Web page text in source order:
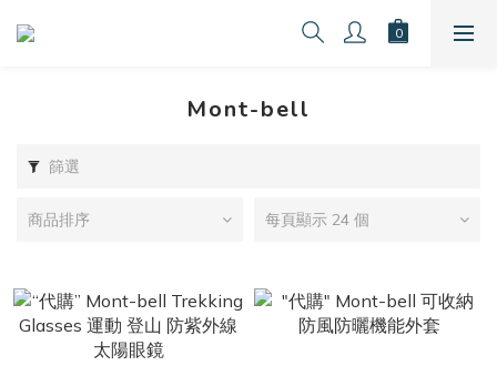
Mont-bell
篩選
商品排序 每頁顯示 24 個